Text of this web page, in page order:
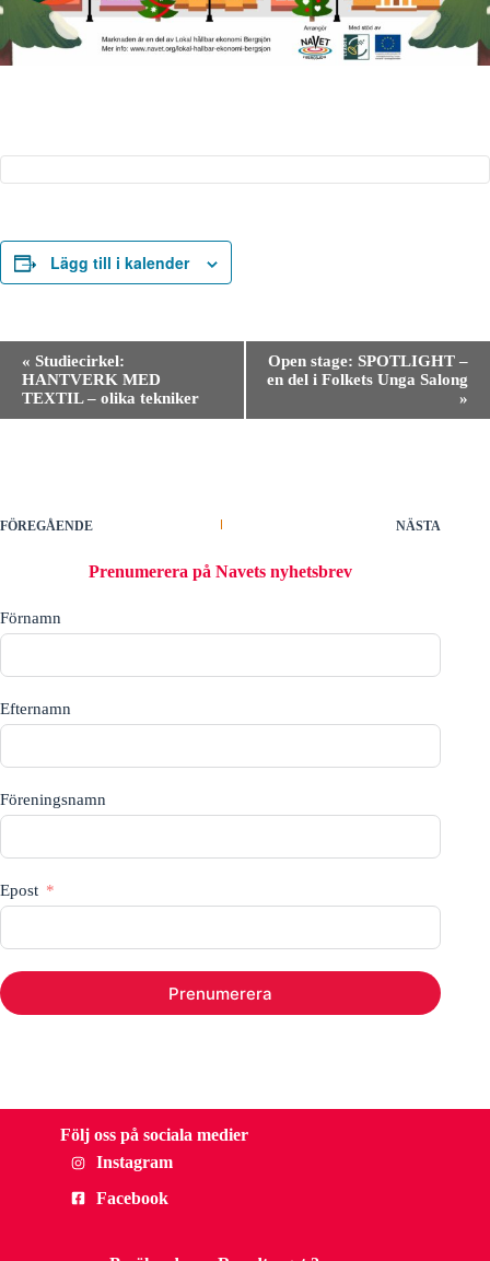
Lägg till i kalender
-
g
n
g
« Studiecirkel:
HANTVERK MED
TEXTIL – olika tekniker
Open stage: SPOTLIGHT –
en del i Folkets Unga Salong
»
FÖREGÅENDE NÄSTA
Prenumerera på Navets nyhetsbrev
Förnamn
Efternamn
Föreningsnamn
Epost
Prenumerera
Följ oss på sociala medier
Instagram
Facebook